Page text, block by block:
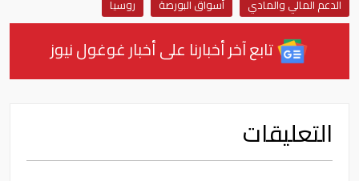
الدعم المالي والمادي
أسواق البورصة روسيا
تابع آخر أخبارنا على أخبار غوغول نيوز
التعليقات